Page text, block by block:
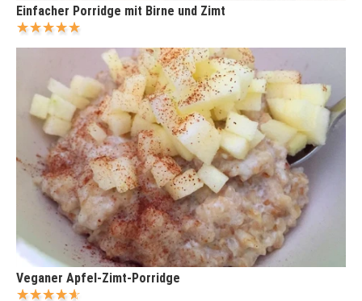
Einfacher Porridge mit Birne und Zimt
Veganer Apfel-Zimt-Porridge